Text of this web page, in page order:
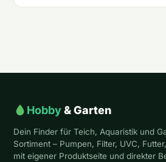
Hobby& Garten
Dein Finder für Teich, Aquaristik und
Sortiment – Pumpen, Filter, UVC,
mit eigener Produktseite und direkter